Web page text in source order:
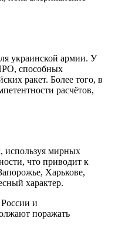
украинской армии. У
способных
ракет. Более того, в
расчётов,
используя мирных
что приводит к
Харькове,
характер.
и
поражать